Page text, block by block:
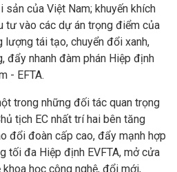
của Việt Nam; khuyến khích
tư vào các dự án trọng điểm của
lượng tái tạo, chuyển đổi xanh,
đẩy nhanh đàm phán Hiệp định
- EFTA.
trong những đối tác quan trọng
tịch EC nhất trí hai bên tăng
đổi đoàn cấp cao, đẩy mạnh hợp
tối đa Hiệp định EVFTA, mở cửa
học công nghệ, đổi mới,